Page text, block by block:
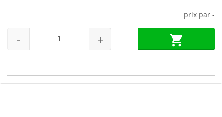
prix par -
- +